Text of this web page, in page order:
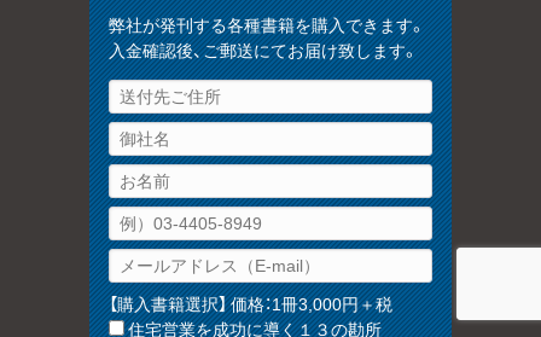
弊社が発刊する各種書籍を購入できます。
入金確認後、ご郵送にてお届け致します。
【購入書籍選択】 価格：1冊3,000円＋税
住宅営業を成功に導く１３の勘所